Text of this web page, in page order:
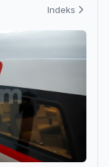
Indeks